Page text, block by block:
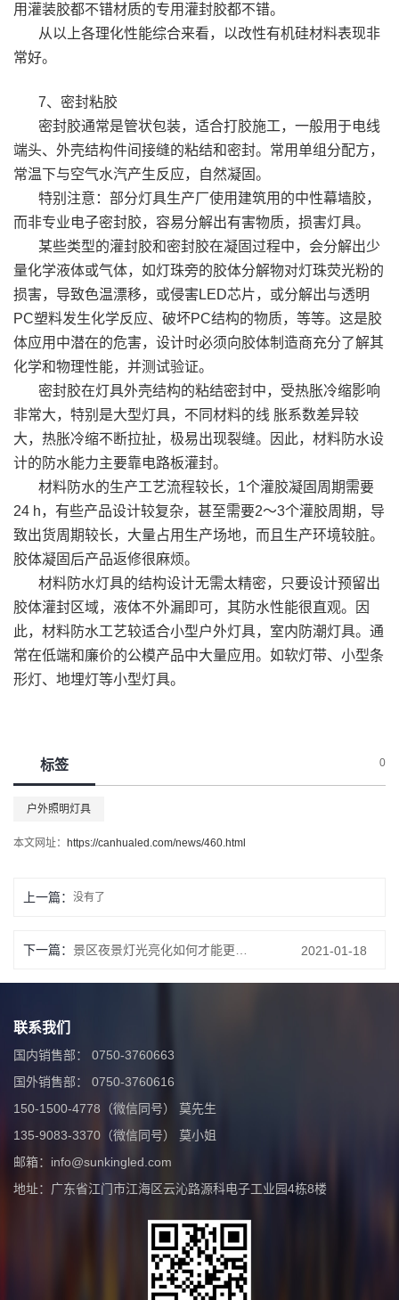
用灌装胶都不错材质的专用灌封胶都不错。
从以上各理化性能综合来看，以改性有机硅材料表现非
常好。
7、密封粘胶
密封胶通常是管状包装，适合打胶施工，一般用于电线
端头、外壳结构件间接缝的粘结和密封。常用单组分配方，
常温下与空气水汽产生反应，自然凝固。
特别注意：部分灯具生产厂使用建筑用的中性幕墙胶，
而非专业电子密封胶，容易分解出有害物质，损害灯具。
某些类型的灌封胶和密封胶在凝固过程中，会分解出少
量化学液体或气体，如灯珠旁的胶体分解物对灯珠荧光粉的
损害，导致色温漂移，或侵害LED芯片，或分解出与透明
PC塑料发生化学反应、破坏PC结构的物质，等等。这是胶
体应用中潜在的危害，设计时必须向胶体制造商充分了解其
化学和物理性能，并测试验证。
密封胶在灯具外壳结构的粘结密封中，受热胀冷缩影响
非常大，特别是大型灯具，不同材料的线 胀系数差异较
大，热胀冷缩不断拉扯，极易出现裂缝。因此，材料防水设
计的防水能力主要靠电路板灌封。
材料防水的生产工艺流程较长，1个灌胶凝固周期需要
24 h，有些产品设计较复杂，甚至需要2～3个灌胶周期，导
致出货周期较长，大量占用生产场地，而且生产环境较脏。
胶体凝固后产品返修很麻烦。
材料防水灯具的结构设计无需太精密，只要设计预留出
胶体灌封区域，液体不外漏即可，其防水性能很直观。因
此，材料防水工艺较适合小型户外灯具，室内防潮灯具。通
常在低端和廉价的公模产品中大量应用。如软灯带、小型条
形灯、地埋灯等小型灯具。
标签 0
户外照明灯具
本文网址： https://canhualed.com/news/460.html
上一篇： 没有了
下一篇： 2021-01-18
联系我们
国内销售部： 0750-3760663
国外销售部： 0750-3760616
150-1500-4778（微信同号） 莫先生
135-9083-3370（微信同号） 莫小姐
邮箱：info@sunkingled.com
地址：广东省江门市江海区云沁路源科电子工业园4栋8楼